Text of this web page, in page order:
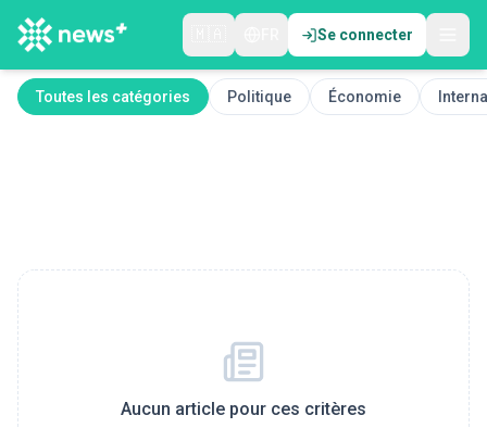
Se connecter
Toutes les catégories Politique Économie
Aucun article pour ces critères